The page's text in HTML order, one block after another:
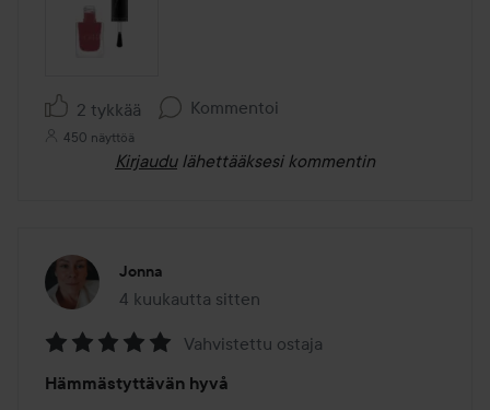
2 tykkää Kommentoi
450 näyttöä
Kirjaudu lähettääksesi kommentin
Jonna
4 kuukautta sitten
Viesti luotiin 4 kuukautta sitten
5
Vahvistettu ostaja
Hämmästyttävän hyvå